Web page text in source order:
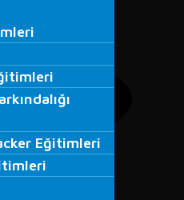
Eğitimleri
Eğitimleri